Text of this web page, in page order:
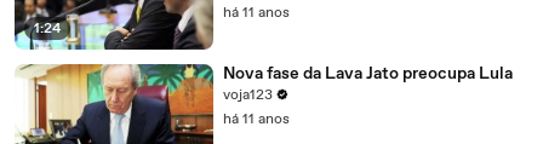
1:24
há 11 anos
Nova fase da Lava Jato preocupa Lula
voja123
há 11 anos